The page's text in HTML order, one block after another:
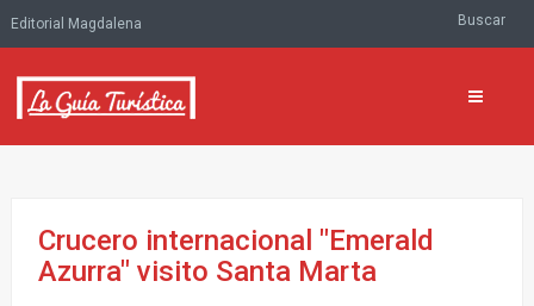
Editorial Magdalena Buscar
Crucero internacional "Emerald
Azurra" visito Santa Marta